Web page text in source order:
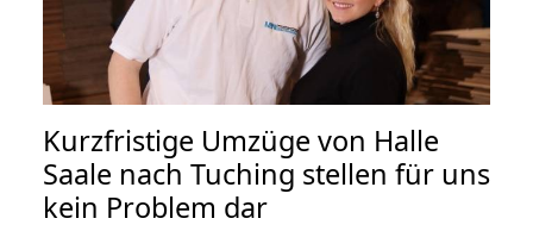
Kurzfristige Umzüge von Halle
Saale nach Tuching stellen für uns
kein Problem dar